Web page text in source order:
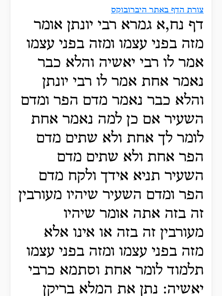
צורת הדף באתר היברובוקס
דף נח,א גמרא רבי יונתן אומר
מזה בפני עצמו ומזה בפני עצמו
אמר לו רבי יאשיה והלא כבר
נאמר אחת אמר לו רבי יונתן
והלא כבר נאמר מדם הפר ומדם
השעיר אם כן למה נאמר אחת
לומר לך אחת ולא שתים מדם
הפר אחת ולא שתים מדם
השעיר תניא אידך ולקח מדם
הפר ומדם השעיר שיהיו מעורבין
זה בזה אתה אומר שיהיו
מעורבין זה בזה או אינו אלא
מזה בפני עצמו ומזה בפני עצמו
תלמוד לומר אחת וסתמא כרבי
יאשיה: נתן את המלא בריקן